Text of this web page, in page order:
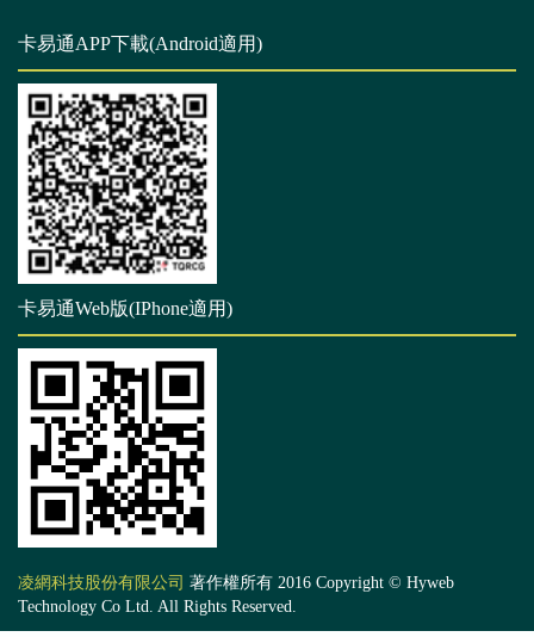
卡易通APP下載(Android適用)
卡易通Web版(IPhone適用)
凌網科技股份有限公司 著作權所有 2016 Copyright © Hyweb
Technology Co Ltd. All Rights Reserved.